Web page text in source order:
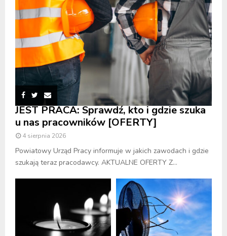
JEST PRACA: Sprawdź, kto i gdzie szuka
u nas pracowników [OFERTY]
4 sierpnia 2026
Powiatowy Urząd Pracy informuje w jakich zawodach i gdzie
szukają teraz pracodawcy. AKTUALNE OFERTY Z...